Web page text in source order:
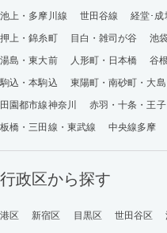
池上・多摩川線
世田谷線 経堂･成
押上・錦糸町
目白・雑司が谷 池
湯島・東大前
人形町・日本橋 谷
駒込・本駒込
東陽町・南砂町・大島
田園都市線神奈川
赤羽・十条・王子
板橋・三田線・東武線
中央線多摩
行政区から探す
港区 新宿区 目黒区 世田谷区